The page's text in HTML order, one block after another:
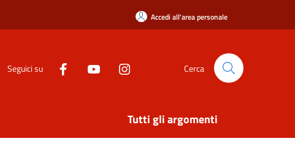
Accedi all'area personale
Seguici su Cerca
Tutti gli argomenti